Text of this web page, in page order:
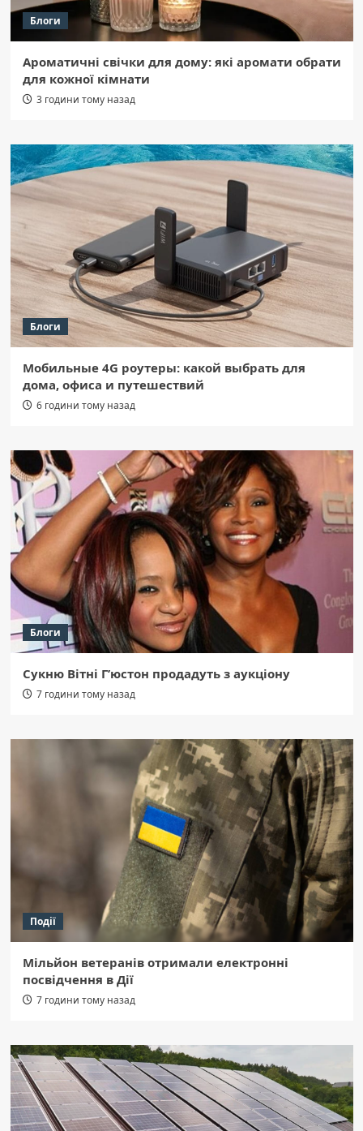
Блоги
Ароматичні свічки для дому: які аромати обрати
для кожної кімнати
3 години тому назад
Блоги
Мобильные 4G роутеры: какой выбрать для
дома, офиса и путешествий
6 години тому назад
Блоги
Сукню Вітні Г’юстон продадуть з аукціону
7 години тому назад
Події
Мільйон ветеранів отримали електронні
посвідчення в Дії
7 години тому назад